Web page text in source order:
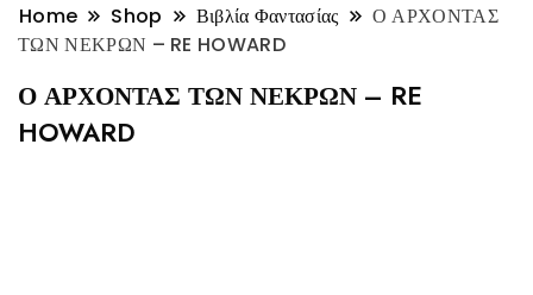
Home Shop Βιβλία Φαντασίας
Ο ΑΡΧΟΝΤΑΣ
ΤΩΝ ΝΕΚΡΩΝ – RE HOWARD
Ο ΑΡΧΟΝΤΑΣ ΤΩΝ ΝΕΚΡΩΝ – RE
HOWARD